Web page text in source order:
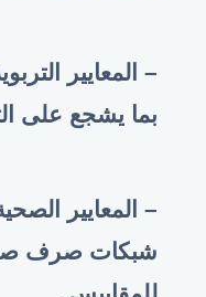
– المعايير
بما يشجع على
– المعايير
شبكات صرف